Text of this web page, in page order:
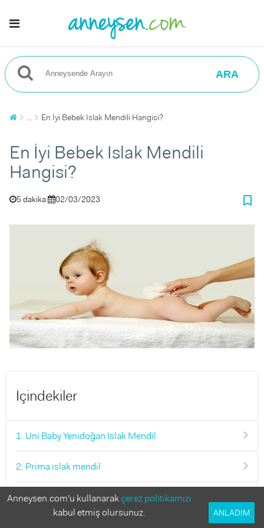
ARA
... En İyi Bebek Islak Mendili Hangisi?
En İyi Bebek Islak Mendili
Hangisi?
5 dakika 02/03/2023 bookmark_border
İçindekiler
1. Uni Baby Yenidoğan Islak Mendil
2. Prima ıslak mendil
3. Molfix ıslak mendil
Anneysen.com'u kullanarakçerez politikamızı
kabul etmiş olursunuz.
ANLADIM